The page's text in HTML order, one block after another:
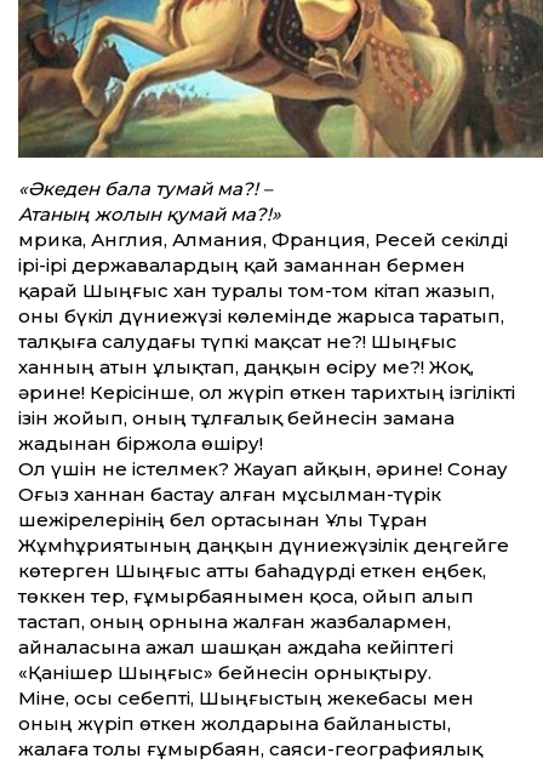
«Әкеден бала тумай ма?! –
Атаның жолын қумай ма?!»
Әмрика, Англия, Алмания, Франция, Ресей секілді
ірі-ірі державалардың қай заманнан бермен
қарай Шыңғыс хан туралы том-том кітап жазып,
оны бүкіл дүниежүзі көлемінде жарыса таратып,
талқыға салудағы түпкі мақсат не?! Шыңғыс
ханның атын ұлықтап, даңқын өсіру ме?! Жоқ,
әрине! Керісінше, ол жүріп өткен тарихтың ізгілікті
ізін жойып, оның тұлғалық бейнесін замана
жадынан біржола өшіру!
Ол үшін не істелмек? Жауап айқын, әрине! Сонау
Оғыз ханнан бастау алған мұсылман-түрік
шежірелерінің бел ортасынан Ұлы Тұран
Жұмһұриятының даңқын дүниежүзілік деңгейге
көтерген Шыңғыс атты баһадүрді еткен еңбек,
төккен тер, ғұмырбаянымен қоса, ойып алып
тастап, оның орнына жалған жазбалармен,
айналасына ажал шашқан аждаһа кейіптегі
«Қанішер Шыңғыс» бейнесін орнықтыру.
Міне, осы себепті, Шыңғыстың жекебасы мен
оның жүріп өткен жолдарына байланысты,
жалаға толы ғұмырбаян, саяси-географиялық